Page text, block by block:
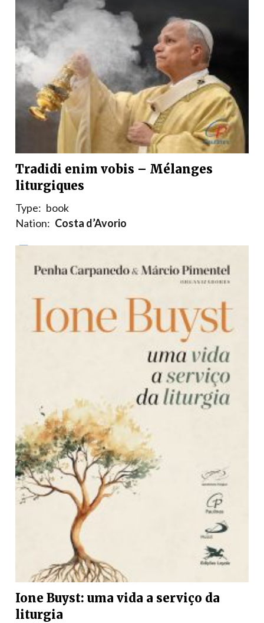
Tradidi enim vobis – Mélanges
liturgiques
Type: book
Nation: Costa d’Avorio
Ione Buyst: uma vida a serviço da
liturgia